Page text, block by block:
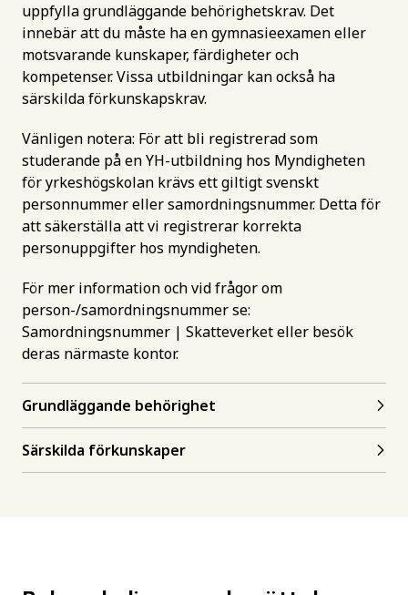
uppfylla grundläggande behörighetskrav. Det
innebär att du måste ha en gymnasieexamen eller
motsvarande kunskaper, färdigheter och
kompetenser. Vissa utbildningar kan också ha
särskilda förkunskapskrav.
Vänligen notera: För att bli registrerad som
studerande på en YH-utbildning hos Myndigheten
för yrkeshögskolan krävs ett giltigt svenskt
personnummer eller samordningsnummer. Detta för
att säkerställa att vi registrerar korrekta
personuppgifter hos myndigheten.
För mer information och vid frågor om
person-/samordningsnummer se:
Samordningsnummer | Skatteverketeller besök
deras närmaste kontor.
Grundläggande behörighet
Särskilda förkunskaper